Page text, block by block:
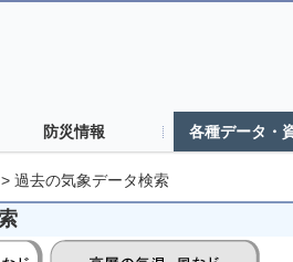
防災情報 各種データ・
> 過去の気象データ検索